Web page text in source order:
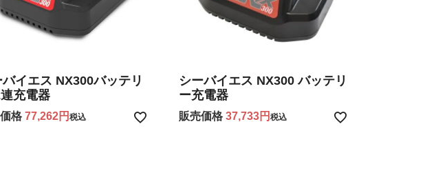
バイエス NX300バッテリ
充電器
格 77,262 税込
シーバイエス NX300 バッテリ
ー充電器
販売価格 37,733 税込